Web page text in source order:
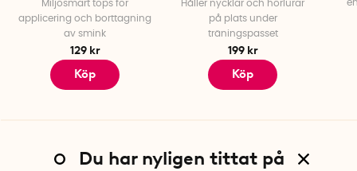
Garanti: 2 år
Lämplig tvål: Flytande tvål utan partiklar.
Miljösmart tops för
applicering och borttagning
av smink
129 kr
Köp
Håller nycklar och hörlurar
på plats under
träningspasset
199 kr
Köp
Du har nyligen tittat på